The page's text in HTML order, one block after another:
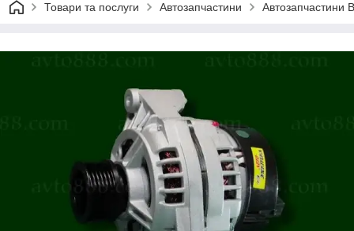
Товари та послуги Автозапчастини Автозапчастини